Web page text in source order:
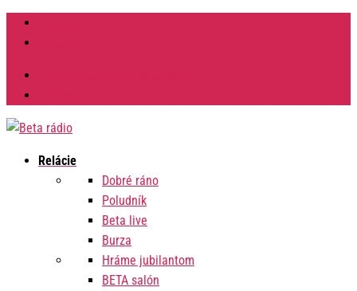
Relácie
Dobré ráno
Poludník
Beta live
Burza
Hráme jubilantom
BETA salón